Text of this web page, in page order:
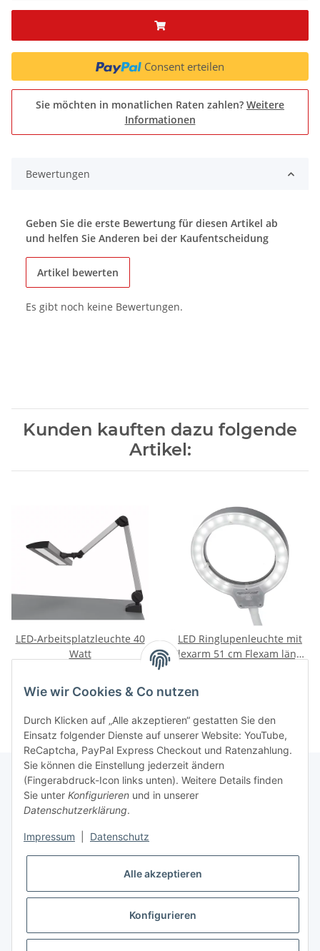
Consent erteilen
Sie möchten in monatlichen Raten zahlen? Weitere
Informationen
Bewertungen
Geben Sie die erste Bewertung für diesen Artikel ab
und helfen Sie Anderen bei der Kaufentscheidung
Artikel bewerten
Es gibt noch keine Bewertungen.
Kunden kauften dazu folgende
Artikel:
LED-Arbeitsplatzleuchte 40
Watt
LED Ringlupenleuchte mit
Flexarm 51 cm Flexam länge
Rechtliche Hinweise
Produktinformationen
* Alle Preise zzgl. gesetzlicher USt., zzgl.Versand
Wie wir Cookies & Co nutzen
Durch Klicken auf „Alle akzeptieren“ gestatten Sie den
Einsatz folgender Dienste auf unserer Website: YouTube,
ReCaptcha, PayPal Express Checkout und Ratenzahlung.
Sie können die Einstellung jederzeit ändern
(Fingerabdruck-Icon links unten). Weitere Details finden
Sie unter Konfigurieren und in unserer
Datenschutzerklärung.
Impressum Datenschutz
Alle akzeptieren
Konfigurieren